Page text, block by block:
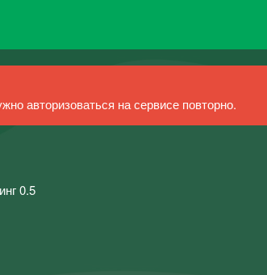
авторизоваться на сервисе повторно.
0.5